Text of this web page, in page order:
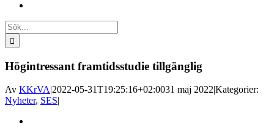
Sök
efter:
Högintressant framtidsstudie tillgänglig
Av KKrVA|2022-05-31T19:25:16+02:0031 maj 2022|Kategorier:
Nyheter, SES|